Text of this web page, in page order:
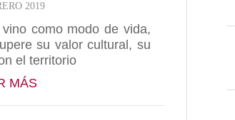
2019
como modo de vida,
su valor cultural, su
el territorio
MÁSABOUT JUAN ANTONIO LEZA